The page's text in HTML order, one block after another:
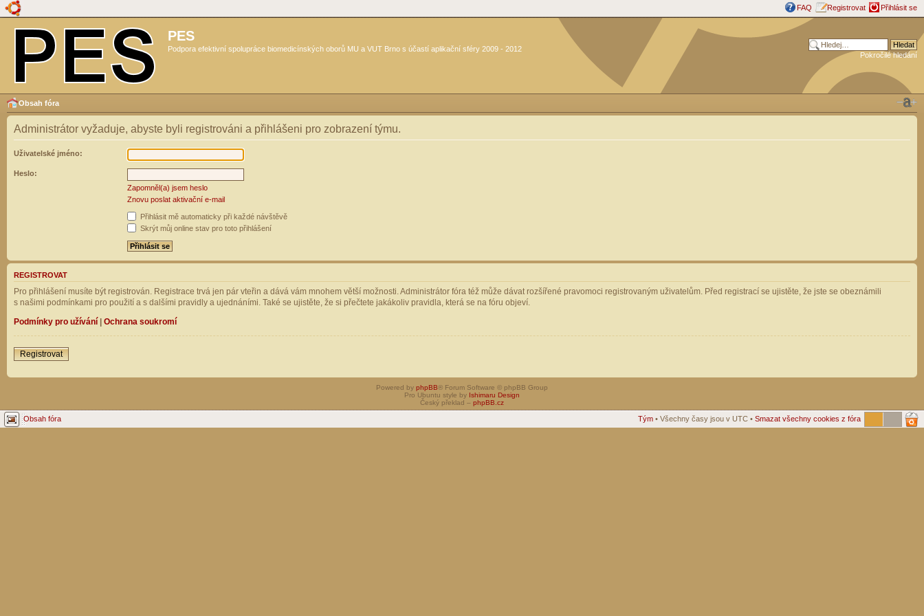
FAQ Registrovat Přihlásit se
PES
Podpora efektivní spolupráce biomedicínských oborů MU a VUT Brno s účastí aplikační sféry 2009 - 2012
Pokročilé hledání
Obsah fóra
Administrátor vyžaduje, abyste byli registrováni a přihlášeni pro zobrazení týmu.
Uživatelské jméno:
Heslo:
Zapomněl(a) jsem heslo
Znovu poslat aktivační e-mail
Přihlásit mě automaticky při každé návštěvě
Skrýt můj online stav pro toto přihlášení
REGISTROVAT
Pro přihlášení musíte být registrován. Registrace trvá jen pár vteřin a dává vám mnohem větší možnosti. Administrátor fóra též může dávat rozšířené pravomoci registrovaným uživatelům. Před registrací se ujistěte, že jste se obeznámili
s našimi podmínkami pro použití a s dalšími pravidly a ujednáními. Také se ujistěte, že si přečtete jakákoliv pravidla, která se na fóru objeví.
Podmínky pro užívání | Ochrana soukromí
Registrovat
Powered by phpBB® Forum Software © phpBB Group
Pro Ubuntu style by Ishimaru Design
Český překlad – phpBB.cz
Obsah fóra Tým • Všechny časy jsou v UTC • Smazat všechny cookies z fóra